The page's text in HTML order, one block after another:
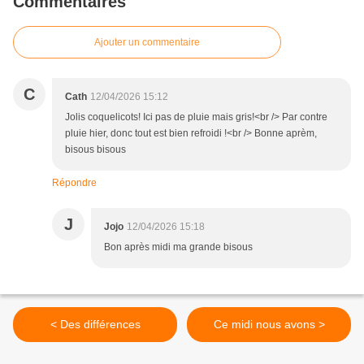
Ajouter un commentaire
C Cath 12/04/2026 15:12
Jolis coquelicots! Ici pas de pluie mais gris!<br /> Par contre
pluie hier, donc tout est bien refroidi !<br /> Bonne aprèm,
bisous bisous
Répondre
J Jojo 12/04/2026 15:18
Bon après midi ma grande bisous
< Des différences Ce midi nous avons >